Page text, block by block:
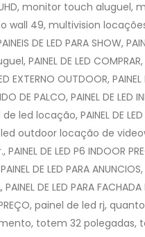
monitor touch
49, multivision locações
DE LED PARA SHOW,
PAINEL DE LED COMPRAR,
EXTERNO OUTDOOR,
DE PALCO, PAINEL DE LED
de led locação, PAINEL DE
outdoor locação de
DE LED P6 INDOOR
DE LED PARA
DE LED PARA
PREÇO, painel de led rj,
totem 32